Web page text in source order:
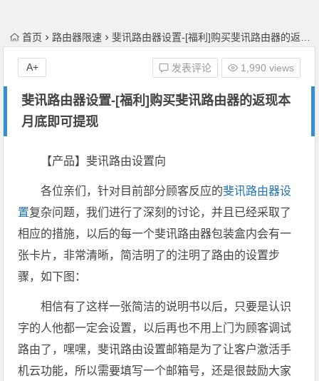
首页 路由器限速 斐讯路由器设置-[福利]购买斐讯路由器的返现本月底即可提现
斐讯路由器设置-[福利]购买斐讯路由器的返现本
月底即可提现
发表评论 1,990 views
A+
【产品】斐讯路由设置向
各位亲们，针对目前部分顾客反应的斐讯路由器设
置复杂问题，我们进行了深刻的讨论，并且已经采取了
相应的措施，以后的每一个斐讯路由器包装盒内会有一
张卡片，非常清晰，简洁明了的注明了路由的设置步
骤，如下图：
相信有了这样一张简洁的说明书以后，只要是认识
字的人他都一定会设置，以后再也不用上门为顾客调试
路由了，嘿嘿，斐讯路由设置邮箱是为了让客户激活手
机云功能，所以需要填写一个邮箱号，还是很鼓励大家